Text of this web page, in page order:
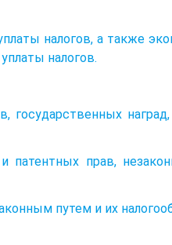
налогов, а также
налогов.
государственных
прав,
путем и их